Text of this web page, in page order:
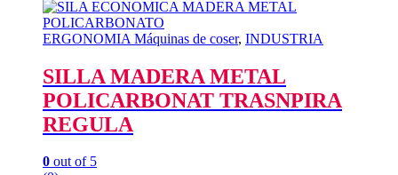
ERGONOMIA Máquinas de coser, INDUSTRIA
SILLA MADERA METAL
POLICARBONAT TRASNPIRA
REGULA
0 out of 5